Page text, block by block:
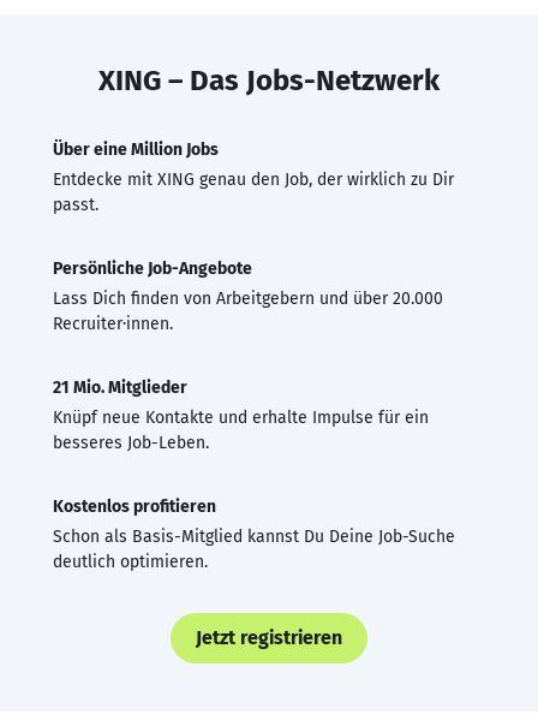
XING – Das Jobs-Netzwerk
Über eine Million Jobs
Entdecke mit XING genau den Job, der wirklich zu Dir
passt.
Persönliche Job-Angebote
Lass Dich finden von Arbeitgebern und über 20.000
Recruiter·innen.
21 Mio. Mitglieder
Knüpf neue Kontakte und erhalte Impulse für ein
besseres Job-Leben.
Kostenlos profitieren
Schon als Basis-Mitglied kannst Du Deine Job-Suche
deutlich optimieren.
Jetzt registrieren